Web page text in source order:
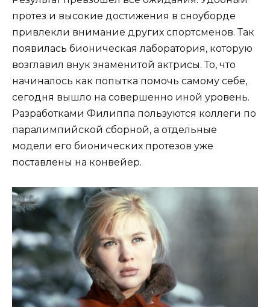
протез и высокие достижения в сноуборде
привлекли внимание других спортсменов. Так
появилась бионическая лаборатория, которую
возглавил внук знаменитой актрисы. То, что
начиналось как попытка помочь самому себе,
сегодня вышло на совершенно иной уровень.
Разработками Филиппа пользуются коллеги по
паралимпийской сборной, а отдельные
модели его бионических протезов уже
поставлены на конвейер.